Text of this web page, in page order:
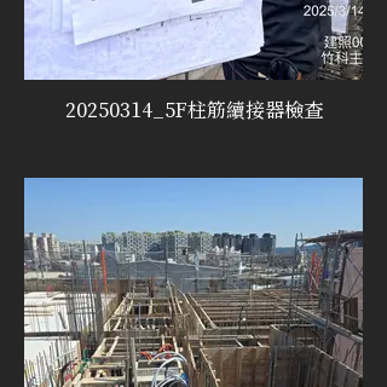
20250314_5F柱筋續接器檢查